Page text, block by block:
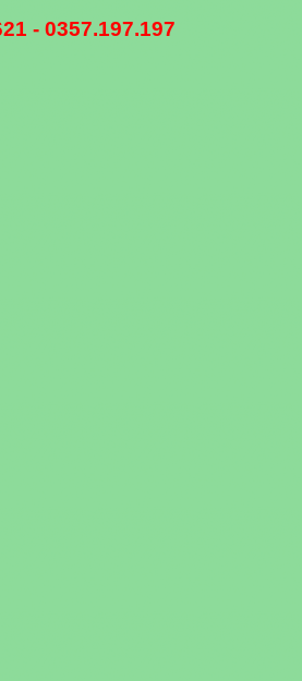
- 0357.197.197